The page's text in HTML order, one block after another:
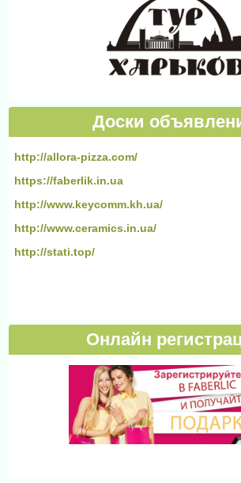
Доски
http://allora-pizza.com/
https://faberlik.in.ua
http://www.keycomm.kh.ua/
http://www.ceramics.in.ua/
http://stati.top/
Онлайн